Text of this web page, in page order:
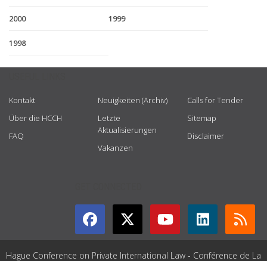
2000 1999
1998
Kontakt
Über die HCCH
FAQ
Neuigkeiten (Archiv)
Letzte
Aktualisierungen
Vakanzen
Calls for Tender
Sitemap
Disclaimer
Hague Conference on Private International Law - Conférence de La